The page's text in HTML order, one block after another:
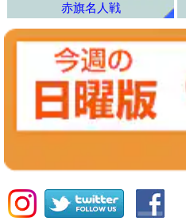
赤旗名人戦